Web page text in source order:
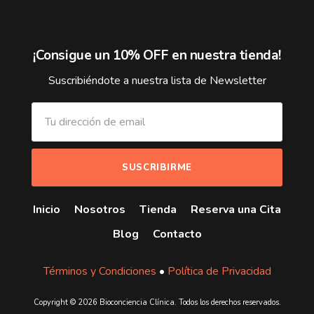
¡Consigue un 10% OFF en nuestra tienda!
Suscribiéndote a nuestra lista de Newsletter
Inicio Nosotros Tienda
Reserva una Cita
Blog
Contacto
Términos y Condiciones • Política de Privacidad
Copyright © 2026 Bioconciencia Clínica. Todos los derechos reservados.